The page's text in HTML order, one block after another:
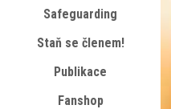
Safeguarding
Staň se členem!
Publikace
Fanshop